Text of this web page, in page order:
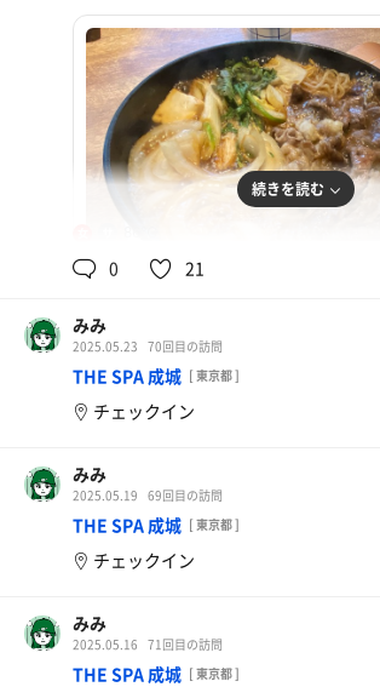
黒毛和牛のすき焼き
ご飯、卵がもらえず 煮詰まってしまっ
続きを読む
0 21
みみ
2025.05.23 70回目の訪問
THE SPA 成城 [ 東京都 ]
チェックイン
みみ
2025.05.19 69回目の訪問
THE SPA 成城 [ 東京都 ]
チェックイン
みみ
2025.05.16 71回目の訪問
THE SPA 成城 [ 東京都 ]